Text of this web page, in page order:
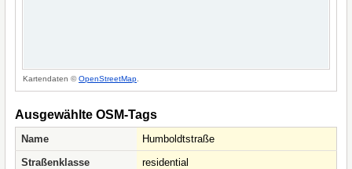
Kartendaten ©OpenStreetMap
Ausgewählte OSM-Tags
Name
Humboldtstraße
Straßenklasse
residential